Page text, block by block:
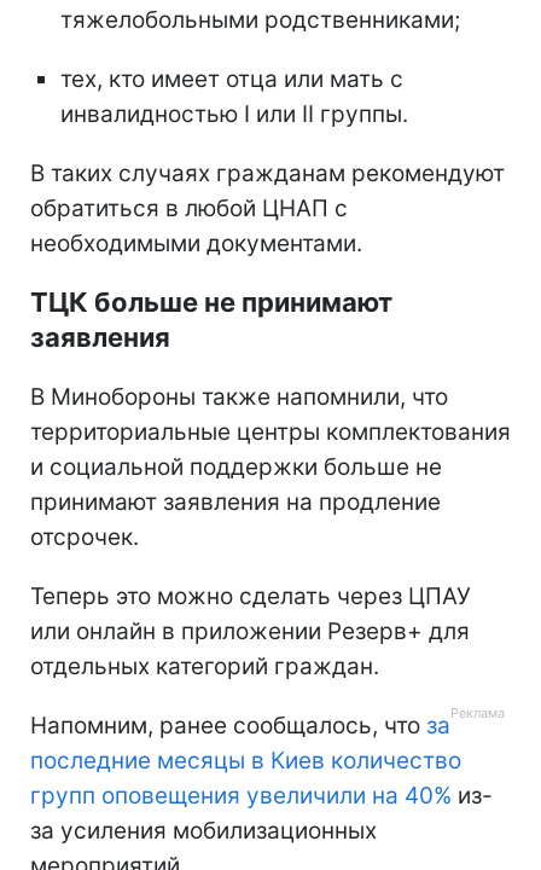
тяжелобольными родственниками;
тех, кто имеет отца или мать с
инвалидностью I или II группы.
В таких случаях гражданам рекомендуют
обратиться в любой ЦНАП с
необходимыми документами.
ТЦК больше не принимают
заявления
В Минобороны также напомнили, что
территориальные центры комплектования
и социальной поддержки больше не
принимают заявления на продление
отсрочек.
Теперь это можно сделать через ЦПАУ
или онлайн в приложении Резерв+ для
отдельных категорий граждан.
Напомним, ранее сообщалось, что за
последние месяцы в Киев количество
групп оповещения увеличили на 40% из-
за усиления мобилизационных